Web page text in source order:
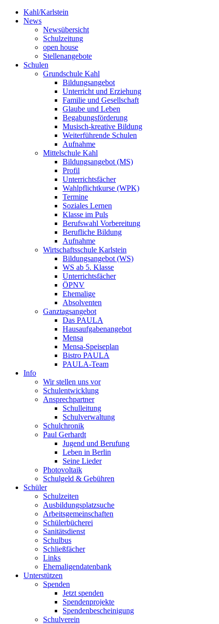
Kahl/Karlstein
News
Newsübersicht
Schulzeitung
open house
Stellenangebote
Schulen
Grundschule Kahl
Bildungsangebot
Unterricht und Erziehung
Familie und Gesellschaft
Glaube und Leben
Begabungsförderung
Musisch-kreative Bildung
Weiterführende Schulen
Aufnahme
Mittelschule Kahl
Bildungsangebot (MS)
Profil
Unterrichtsfächer
Wahlpflichtkurse (WPK)
Termine
Soziales Lernen
Klasse im Puls
Berufswahl Vorbereitung
Berufliche Bildung
Aufnahme
Wirtschaftsschule Karlstein
Bildungsangebot (WS)
WS ab 5. Klasse
Unterrichtsfächer
ÖPNV
Ehemalige
Absolventen
Ganztagsangebot
Das PAULA
Hausaufgabenangebot
Mensa
Mensa-Speiseplan
Bistro PAULA
PAULA-Team
Info
Wir stellen uns vor
Schulentwicklung
Ansprechpartner
Schulleitung
Schulverwaltung
Schulchronik
Paul Gerhardt
Jugend und Berufung
Leben in Berlin
Seine Lieder
Photovoltaik
Schulgeld & Gebühren
Schüler
Schulzeiten
Ausbildungsplatzsuche
Arbeitsgemeinschaften
Schülerbücherei
Sanitätsdienst
Schulbus
Schließfächer
Links
Ehemaligendatenbank
Unterstützen
Spenden
Jetzt spenden
Spendenprojekte
Spendenbescheinigung
Schulverein